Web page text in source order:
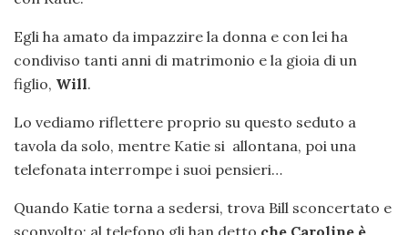
Egli ha amato da impazzire la donna e con lei ha
condiviso tanti anni di matrimonio e la gioia di un
figlio, Will.
Lo vediamo riflettere proprio su questo seduto a
tavola da solo, mentre Katie si allontana, poi una
telefonata interrompe i suoi pensieri…
Quando Katie torna a sedersi, trova Bill sconcertato e
sconvolto: al telefono gli han detto che Caroline è